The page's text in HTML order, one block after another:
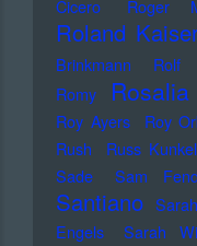
Cicero
Roger
Roland
Brinkmann
Rolf
Romy Rosalia
Roy Ayers Roy
Rush
Russ Kunkel
Sade
Sam
Santiano
Engels
Sarah